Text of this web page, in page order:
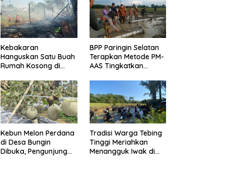
Kebakaran
Hanguskan Satu Buah
Rumah Kosong di
BPP Paringin Selatan
Terapkan Metode PM-
AAS Tingkatkan
Kebun Melon Perdana
di Desa Bungin
Dibuka, Pengunjung
Tradisi Warga Tebing
Tinggi Meriahkan
Menangguk Iwak di